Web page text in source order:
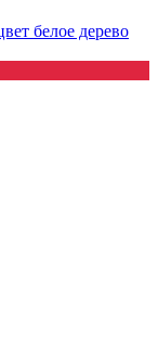
белое дерево